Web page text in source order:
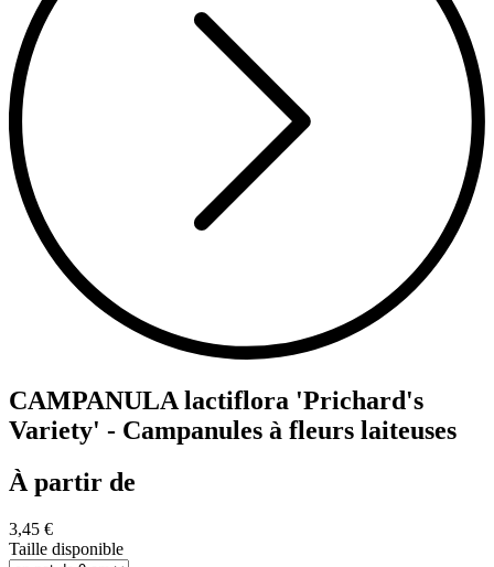
CAMPANULA lactiflora 'Prichard's
Variety' - Campanules à fleurs laiteuses
À partir de
3,45 €
Taille disponible